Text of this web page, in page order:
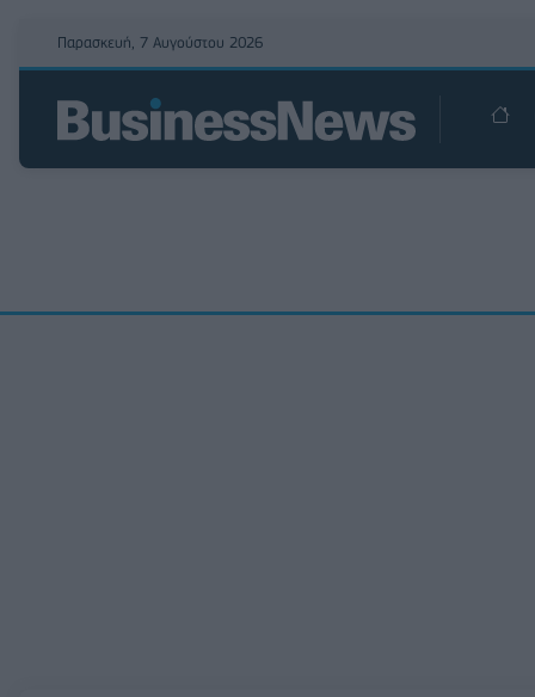
Παρασκευή, 7 Αυγούστου 2026